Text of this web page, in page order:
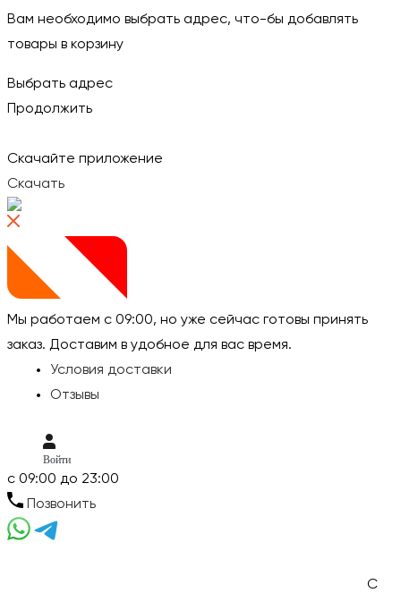
Вам необходимо выбрать адрес, что-бы добавлять
товары в корзину
Выбрать адрес
Продолжить
Скачайте приложение
Скачать
Мы работаем с 09:00, но уже сейчас готовы принять
заказ. Доставим в удобное для вас время.
Условия доставки
Отзывы
Войти
c 09:00 до 23:00
Позвонить
C